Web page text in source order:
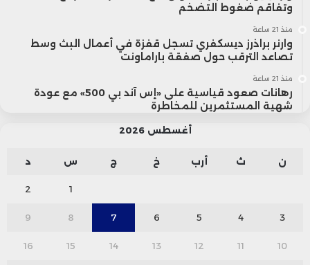
وتفاقم ضغوط التضخم
منذ 21 ساعة
وارنر براذرز ديسكفري تسجل قفزة في أعمال البث وسط
تصاعد الترقب حول صفقة باراماونت
منذ 21 ساعة
رهانات صعود قياسية على «إس آند بي 500» مع عودة
شهية المستثمرين للمخاطرة
أغسطس 2026
ن ث أرب خ ج س د
1
2
3
4
5
6
7
8
9
10
11
12
13
14
15
16